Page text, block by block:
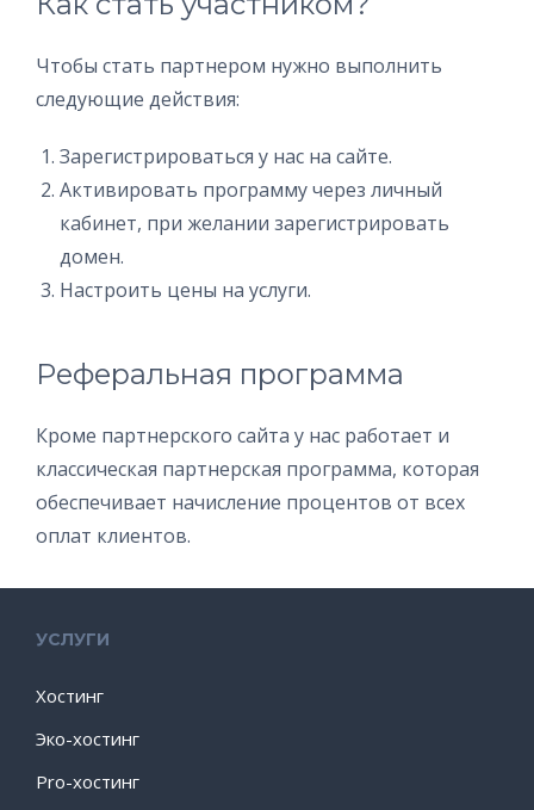
Чтобы стать партнером нужно выполнить
следующие действия:
Зарегистрироваться у нас на сайте.
Активировать программу через личный
кабинет, при желании зарегистрировать
домен.
Настроить цены на услуги.
Реферальная программа
Кроме партнерского сайта у нас работает и
классическая партнерская программа, которая
обеспечивает начисление процентов от всех
оплат клиентов.
УСЛУГИ
Хостинг
Эко-хостинг
Pro-хостинг